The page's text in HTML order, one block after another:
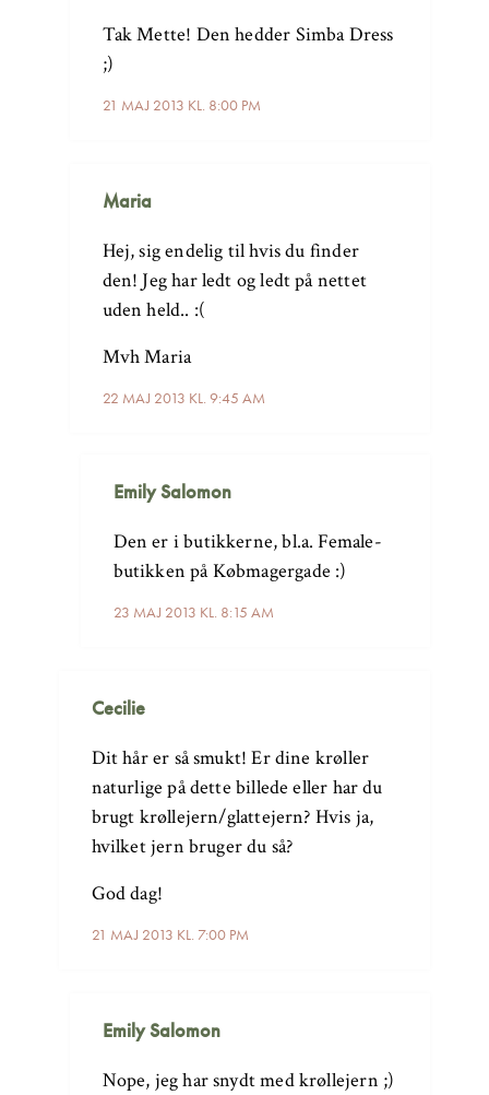
21 MAJ 2013 KL. 8:00 PM
Tak Mette! Den hedder Simba Dress
;)
Maria
22 MAJ 2013 KL. 9:45 AM
Hej, sig endelig til hvis du finder
den! Jeg har ledt og ledt på nettet
uden held.. :(
Mvh Maria
Emily Salomon
23 MAJ 2013 KL. 8:15 AM
Den er i butikkerne, bl.a. Female-
butikken på Købmagergade :)
Cecilie
21 MAJ 2013 KL. 7:00 PM
Dit hår er så smukt! Er dine krøller
naturlige på dette billede eller har du
brugt krøllejern/glattejern? Hvis ja,
hvilket jern bruger du så?
God dag!
Emily Salomon
Nope, jeg har snydt med krøllejern ;)